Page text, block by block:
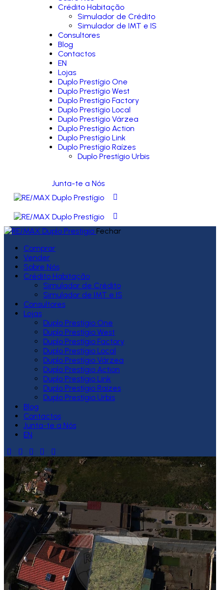
Crédito Habitação
Simulador de Crédito
Simulador de IMT e IS
Consultores
Blog
Contactos
EN
Lojas
Duplo Prestígio One
Duplo Prestígio West
Duplo Prestígio Factory
Duplo Prestígio Local
Duplo Prestígio Várzea
Duplo Prestígio Action
Duplo Prestígio Link
Duplo Prestígio Raízes
Duplo Prestígio Urbis
Junta-te a Nós
Fechar
Comprar
Vender
Sobre Nós
Crédito Habitação
Simulador de Crédito
Simulador de IMT e IS
Consultores
Lojas
Duplo Prestígio One
Duplo Prestígio West
Duplo Prestígio Factory
Duplo Prestígio Local
Duplo Prestígio Várzea
Duplo Prestígio Action
Duplo Prestígio Link
Duplo Prestígio Raízes
Duplo Prestígio Urbis
Blog
Contactos
Junta-te a Nós
EN